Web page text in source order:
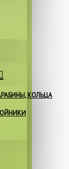
КОЛЬЦА